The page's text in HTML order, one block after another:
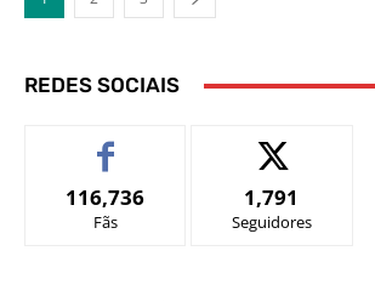
REDES SOCIAIS
116,736
Fãs
1,791
Seguidores